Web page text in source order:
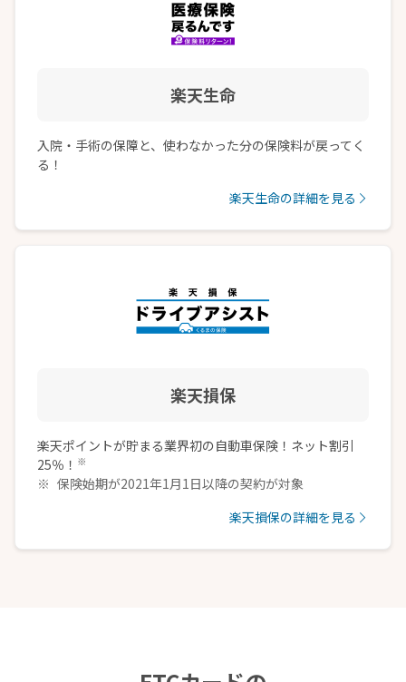
楽天生命
入院・手術の保障と、使わなかった分の保険料が戻ってく
る！
楽天生命の詳細を見る
楽天損保
楽天ポイントが貯まる業界初の自動車保険！ネット割引
25％！ ※
保険始期が2021年1月1日以降の契約が対象
楽天損保の詳細を見る